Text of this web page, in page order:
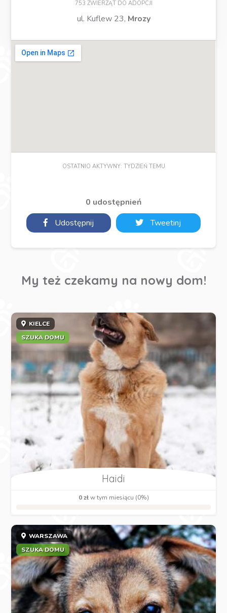
753 ZWIERZĄT DO ADOPCJI
ul. Kuflew 23, Mrozy
OSTATNIO AKTYWNY: TYDZIEŃ TEMU
0 udostępnień
Udostępnij
Tweetinj
My też czekamy na nowy dom!
KIELCE
SZUKA DOMU
Haidi
0 złw tym miesiącu (0%)
WARSZAWA
SZUKA DOMU